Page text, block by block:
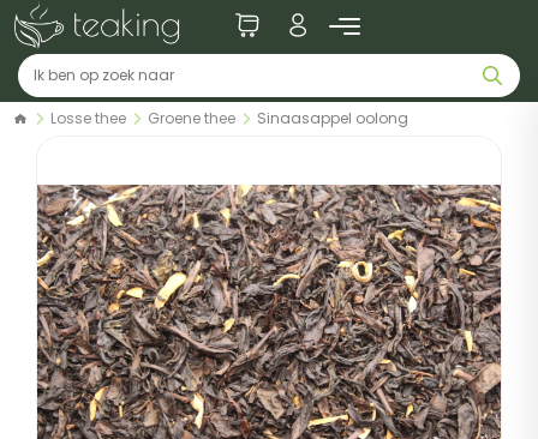
Losse thee Groene thee Sinaasappel oolong